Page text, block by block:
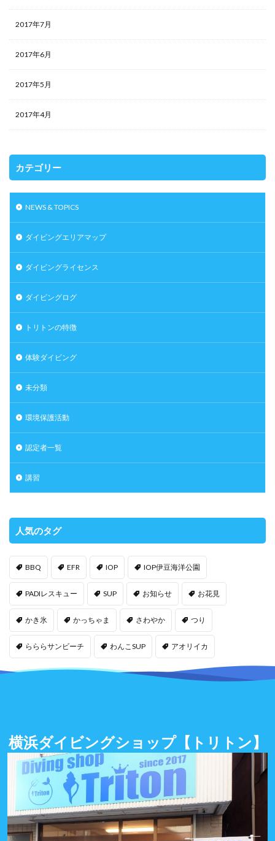
2017年7月
2017年6月
2017年5月
2017年4月
カテゴリー
NEWS & TOPICS
ダイビングエリアマップ
ダイビングライセンス
ダイビングログ
トリトンの特徴
体験ダイビング
未分類
環境保護活動
認定者一覧
講習
人気のタグ
BBQ EFR IOP IOP伊豆海洋公園
PADIレスキュー SUP お知らせ お花見
かき氷 かっちゃま さわやか つり
らららサンビーチ わんこSUP アオリイカ
横浜ダイビングショップ【トリトン】